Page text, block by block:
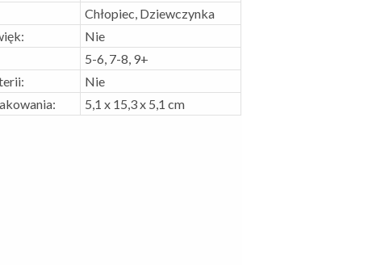
Chłopiec, Dziewczynka
Nie
5-6, 7-8, 9+
Nie
5,1 x 15,3 x 5,1 cm